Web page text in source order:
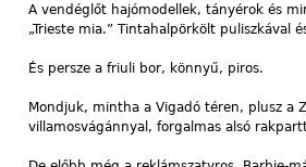
A vendéglőt hajómodellek, tányérok és
„Trieste mia.” Tintahalpörkölt puliszkával
És persze a friuli bor, könnyű, piros.
Mondjuk, mintha a Vigadó téren, plusz a
villamosvágánnyal, forgalmas alsó